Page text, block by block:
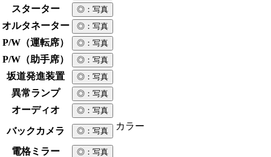
スターター ◎ ：写真
オルタネーター ◎ ：写真
P/W（運転席） ◎ ：写真
P/W（助手席） ◎ ：写真
坂道発進装置 ◎ ：写真
異常ランプ ◎ ：写真
オーディオ ◎ ：写真
バックカメラ ◎ ：写真 カラー
電格ミラー ◎ ：写真